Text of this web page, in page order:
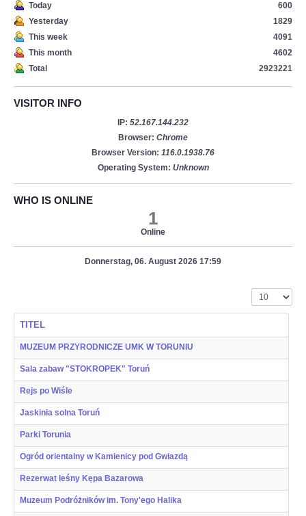
Today
600
Yesterday
1829
This week
4091
This month
4602
Total
2923221
VISITOR INFO
IP: 52.167.144.232
Browser: Chrome
Browser Version: 116.0.1938.76
Operating System: Unknown
WHO IS ONLINE
1
Online
Donnerstag, 06. August 2026 17:59
Anzeige #
TITEL
MUZEUM PRZYRODNICZE UMK W TORUNIU
Sala zabaw "STOKROPEK" Toruń
Rejs po Wiśle
Jaskinia solna Toruń
Parki Torunia
Ogród orientalny w Kamienicy pod Gwiazdą
Rezerwat leśny Kępa Bazarowa
Muzeum Podróżników im. Tony'ego Halika